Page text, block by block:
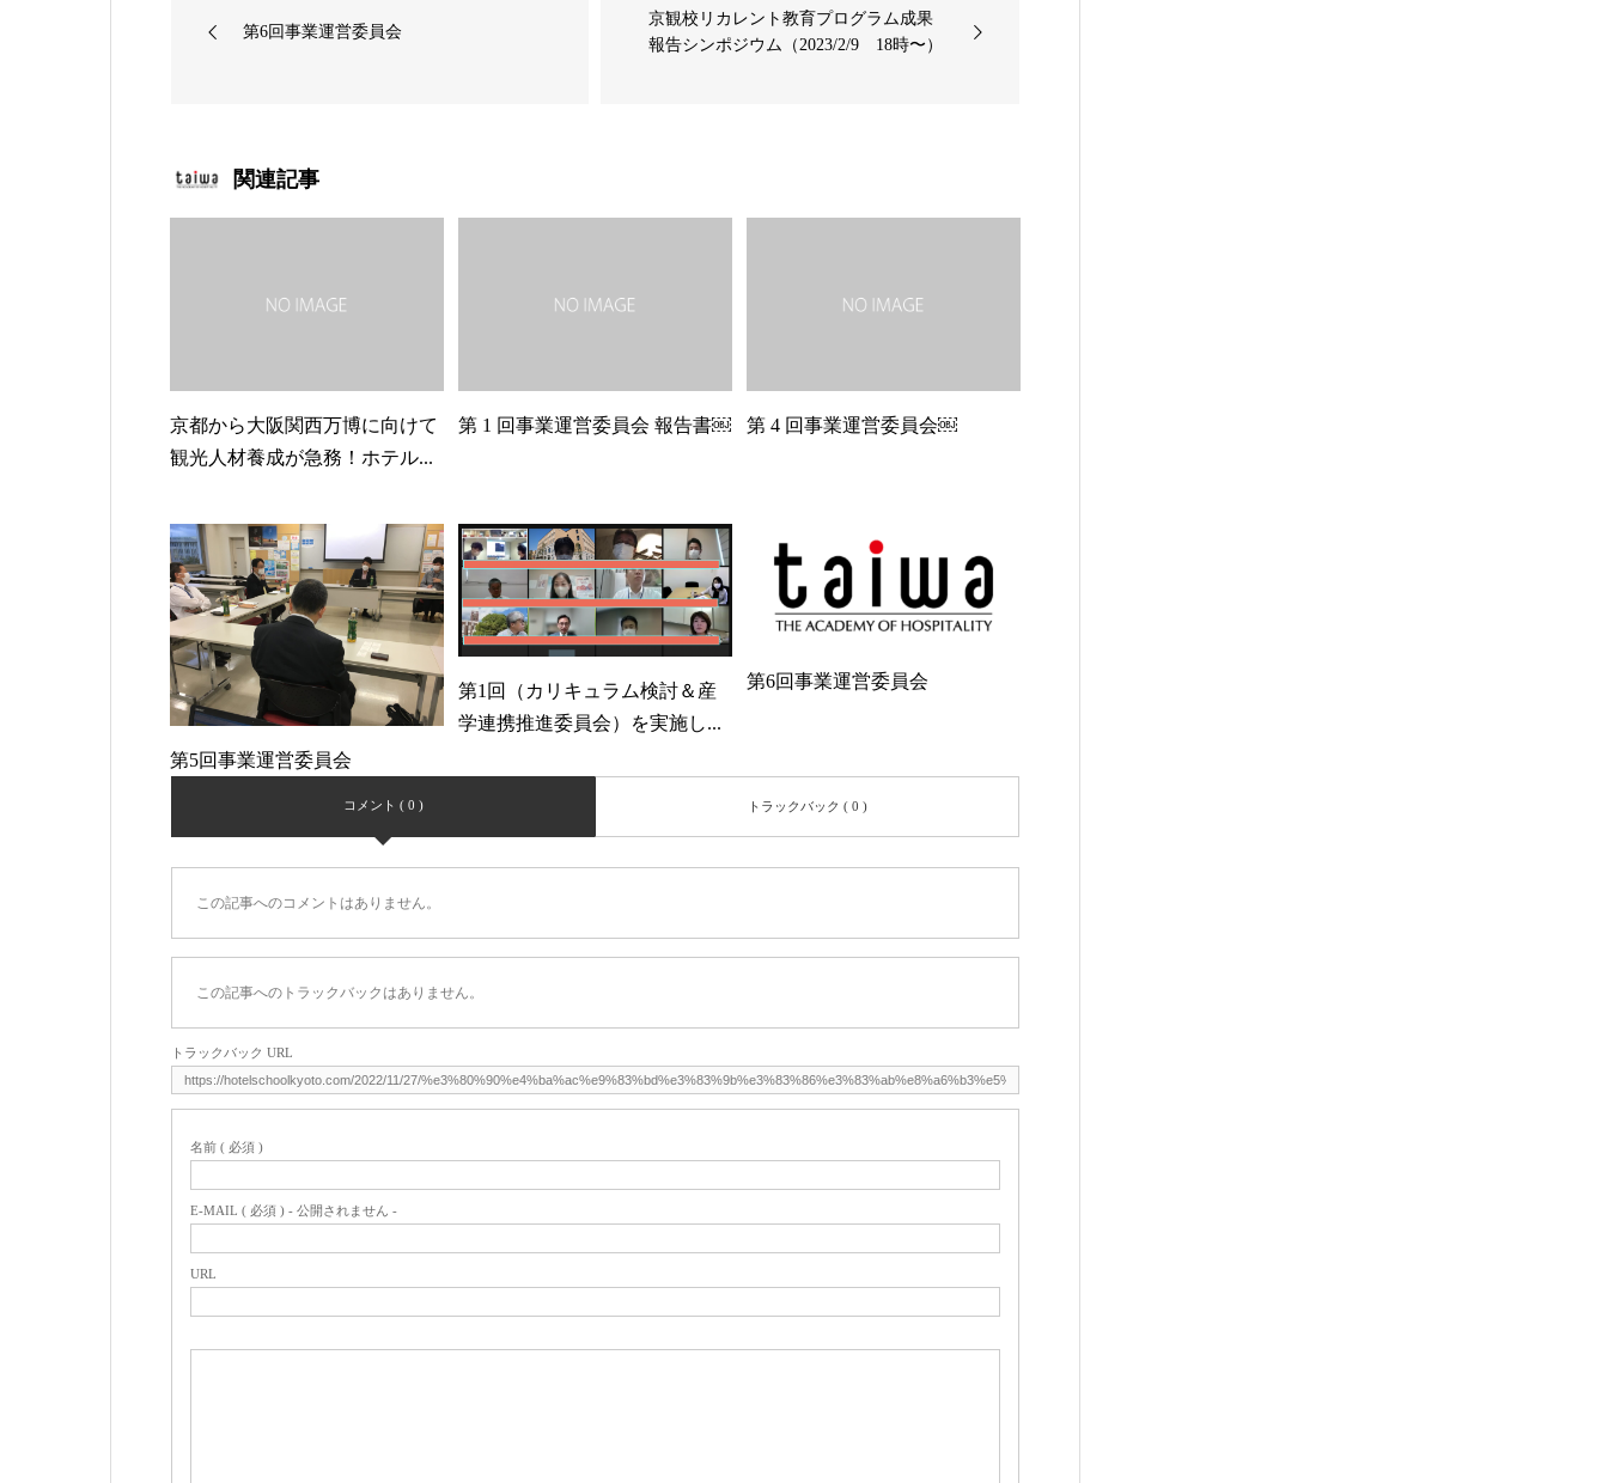
第6回事業運営委員会
京観校リカレント教育プログラム成果
報告シンポジウム（2023/2/9 18時〜）
関連記事
京都から大阪関西万博に向けて
観光人材養成が急務！ホテル...
第 1 回事業運営委員会 報告書￼ 第 4 回事業運営委員会￼
第5回事業運営委員会
第1回（カリキュラム検討＆産
学連携推進委員会）を実施し...
第6回事業運営委員会
コメント ( 0 ) トラックバック ( 0 )
この記事へのコメントはありません。
この記事へのトラックバックはありません。
トラックバック URL
名前 ( 必須 )
E-MAIL ( 必須 ) - 公開されません -
URL